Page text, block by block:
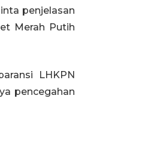
penjelasan
Merah Putih
LHKPN
pencegahan